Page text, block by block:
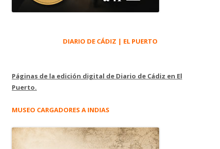
DIARIO DE CÁDIZ | EL PUERTO
Páginas de la edición digital de Diario de Cádiz en El
Puerto.
MUSEO CARGADORES A INDIAS